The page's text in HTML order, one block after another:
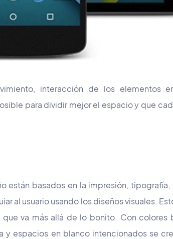
interacción de los elementos
para dividir mejor el espacio y que
están basados en la impresión, tipografía,
al usuario usando los diseños visuales.
va más allá de lo bonito. Con colores
espacios en blanco intencionados se